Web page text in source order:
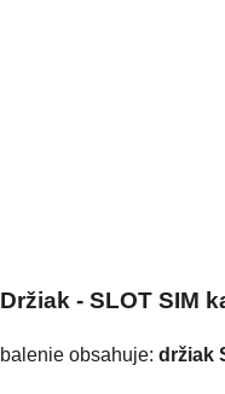
Držiak - SLOT SIM
balenie obsahuje: držiak